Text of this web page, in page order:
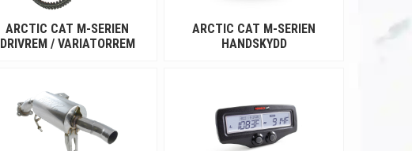
ARCTIC CAT M-SERIEN
DRIVREM / VARIATORREM
ARCTIC CAT M-SERIEN
HANDSKYDD